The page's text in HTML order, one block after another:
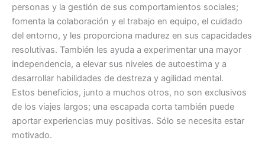
personas y la gestión de sus comportamientos sociales;
fomenta la colaboración y el trabajo en equipo, el cuidado
del entorno, y les proporciona madurez en sus capacidades
resolutivas. También les ayuda a experimentar una mayor
independencia, a elevar sus niveles de autoestima y a
desarrollar habilidades de destreza y agilidad mental.
Estos beneficios, junto a muchos otros, no son exclusivos
de los viajes largos; una escapada corta también puede
aportar experiencias muy positivas. Sólo se necesita estar
motivado.